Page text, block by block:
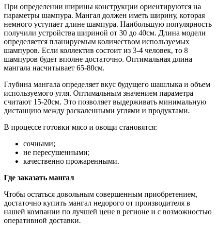
При определении ширины конструкции ориентируются на
параметры шампура. Мангал должен иметь ширину, которая
немного уступает длине шампура. Наибольшую популярность
получили устройства шириной от 30 до 40см. Длина модели
определяется планируемым количеством используемых
шампуров. Если коллектив состоит из 3-4 человек, то 8
шампуров будет вполне достаточно. Оптимальная длина
мангала насчитывает 65-80см.
Глубина мангала определяет вкус будущего шашлыка и объем
используемого угля. Оптимальным значением параметра
считают 15-20см. Это позволяет выдерживать минимальную
дистанцию между раскаленными углями и продуктами.
В процессе готовки мясо и овощи становятся:
сочными;
не пересушенными;
качественно прожаренными.
Где заказать мангал
Чтобы остаться довольным совершенным приобретением,
достаточно купить мангал недорого от производителя в
нашей компании по лучшей цене в регионе и с возможностью
оперативной доставки.